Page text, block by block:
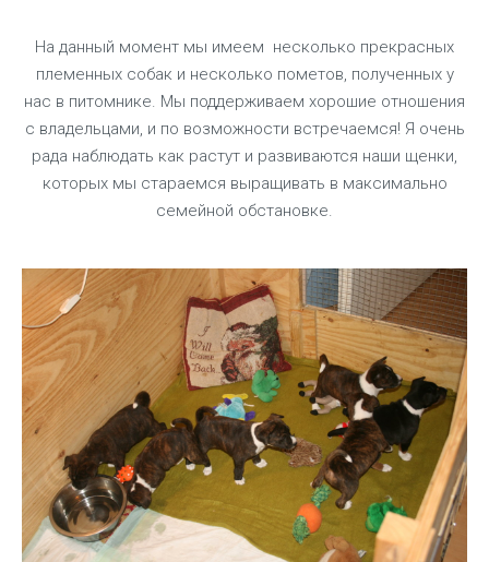
На данный момент мы имеем несколько прекрасных
племенных собак и несколько пометов, полученных у
нас в питомнике. Мы поддерживаем хорошие отношения
с владельцами, и по возможности встречаемся! Я очень
рада наблюдать как растут и развиваются наши щенки,
которых мы стараемся выращивать в максимально
семейной обстановке.